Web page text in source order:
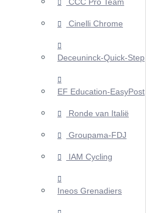
Cinelli Chrome
Deceuninck-Quick-Step
EF Education-EasyPost
Ronde van Italië
Groupama-FDJ
IAM Cycling
Ineos Grenadiers